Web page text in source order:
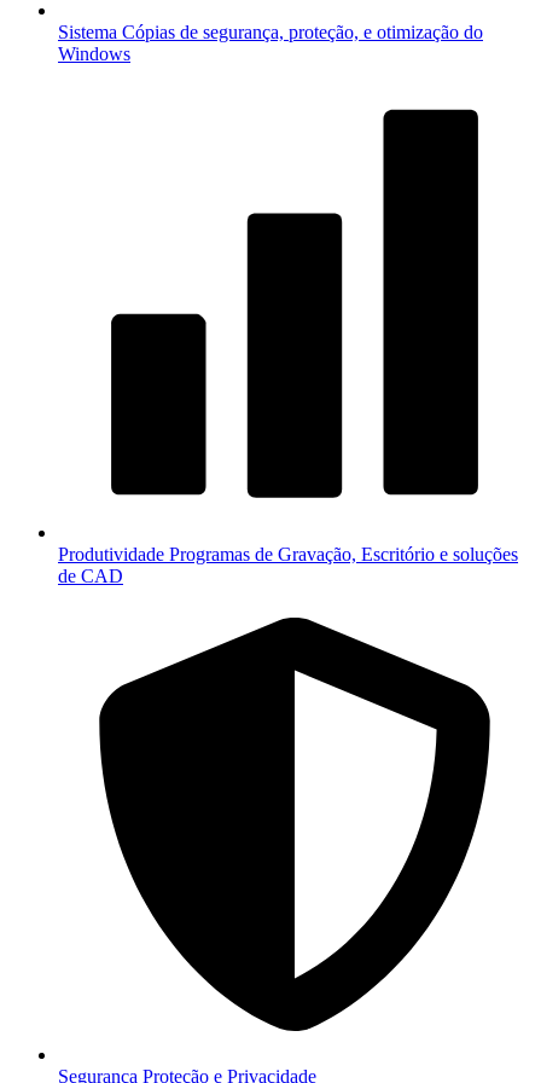
Sistema Cópias de segurança, proteção, e otimização do
Windows
Produtividade Programas de Gravação, Escritório e soluções
de CAD
Segurança Proteção e Privacidade